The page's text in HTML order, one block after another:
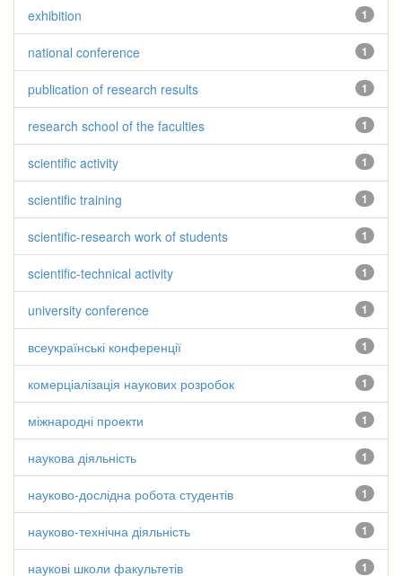
1
exhibition
1
national conference
1
publication of research results
1
research school of the faculties
1
scientific activity
1
scientific training
1
scientific-research work of students
1
scientific-technical activity
1
university conference
1
всеукраїнські конференції
1
комерціалізація наукових розробок
1
міжнародні проекти
1
наукова діяльність
1
науково-дослідна робота студентів
1
науково-технічна діяльність
1
наукові школи факультетів